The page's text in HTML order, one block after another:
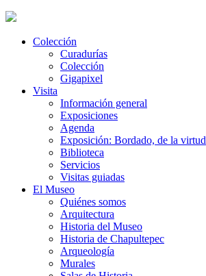
Colección
Curadurías
Colección
Gigapixel
Visita
Información general
Exposiciones
Agenda
Exposición: Bordado, de la virtud
Biblioteca
Servicios
Visitas guiadas
El Museo
Quiénes somos
Arquitectura
Historia del Museo
Historia de Chapultepec
Arqueología
Murales